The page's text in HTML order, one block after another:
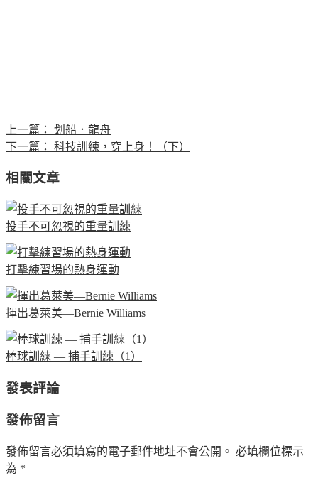
上一篇：
划船．龍舟
下一篇：
科技訓練，穿上身！（下）
相關文章
投手不可忽視的重量訓練
打擊練習場的熱身運動
揮出葛萊美—Bernie Williams
棒球訓練 — 捕手訓練（1）
發表評論
發佈留言
發佈留言必須填寫的電子郵件地址不會公開。 必填欄位標示
為 *